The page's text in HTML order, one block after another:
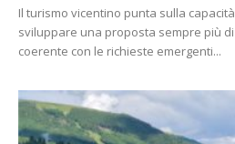
Il turismo vicentino punta sulla
sviluppare una proposta sempre più
coerente con le richieste emergenti...